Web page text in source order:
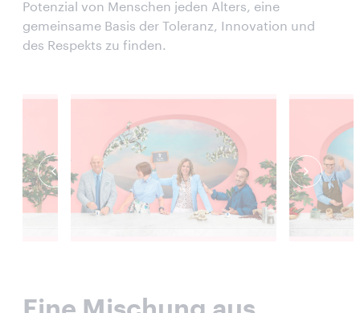
Potenzial von Menschen jeden Alters, eine
gemeinsame Basis der Toleranz, Innovation und
des Respekts zu finden.